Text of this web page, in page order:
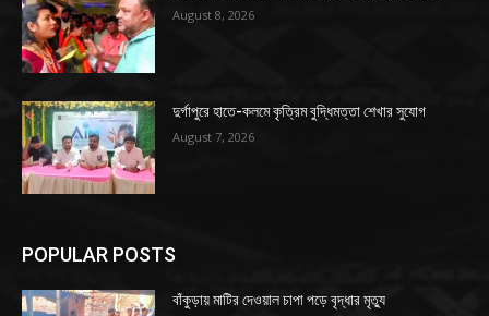
August 8, 2026
দুর্গাপুরে হাতে-কলমে কৃত্রিম বুদ্ধিমত্তা শেখার সুযোগ
August 7, 2026
POPULAR POSTS
বাঁকুড়ায় মাটির দেওয়াল চাপা পড়ে বৃদ্ধার মৃত্যু